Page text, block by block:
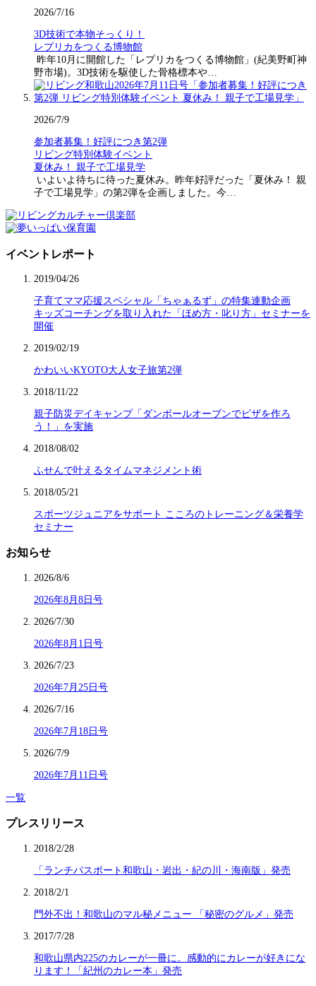
2026/7/16
3D技術で本物そっくり！
レプリカをつくる博物館
昨年10月に開館した「レプリカをつくる博物館」(紀美野町神
野市場)。3D技術を駆使した骨格標本や…
2026/7/9
参加者募集！好評につき第2弾
リビング特別体験イベント
夏休み！ 親子で工場見学
いよいよ待ちに待った夏休み。昨年好評だった「夏休み！ 親
子で工場見学」の第2弾を企画しました。今…
イベントレポート
2019/04/26
子育てママ応援スペシャル「ちゃぁるず」の特集連動企画
キッズコーチングを取り入れた「ほめ方・叱り方」セミナーを
開催
2019/02/19
かわいいKYOTO大人女子旅第2弾
2018/11/22
親子防災デイキャンプ「ダンボールオーブンでピザを作ろ
う！」を実施
2018/08/02
ふせんで叶えるタイムマネジメント術
2018/05/21
スポーツジュニアをサポート こころのトレーニング＆栄養学
セミナー
お知らせ
2026/8/6
2026年8月8日号
2026/7/30
2026年8月1日号
2026/7/23
2026年7月25日号
2026/7/16
2026年7月18日号
2026/7/9
2026年7月11日号
一覧
プレスリリース
2018/2/28
「ランチパスポート和歌山・岩出・紀の川・海南版」発売
2018/2/1
門外不出！和歌山のマル秘メニュー 「秘密のグルメ」発売
2017/7/28
和歌山県内225のカレーが一冊に。感動的にカレーが好きにな
ります！「紀州のカレー本」発売